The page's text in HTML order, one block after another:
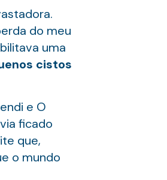
do meu
uma
cistos
e O
ficado
que,
o mundo